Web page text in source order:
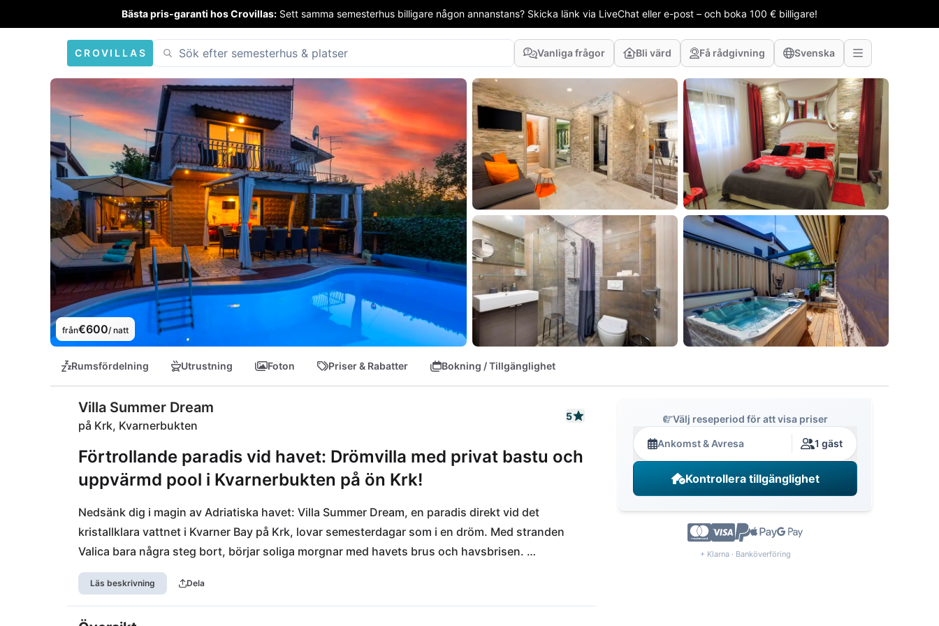
Bästa pris-garanti hos Crovillas: Sett samma semesterhus billigare någon annanstans? Skicka länk via LiveChat eller e-post – och boka 100 € billigare!
CROVILLAS Vanliga frågor Bli värd Få rådgivning Svenska
från€600/ natt
Rumsfördelning Utrustning Foton Priser & Rabatter Bokning / Tillgänglighet
Villa Summer Dream
på Krk, Kvarnerbukten
5
Förtrollande paradis vid havet: Drömvilla med privat bastu och
uppvärmd pool i Kvarnerbukten på ön Krk!
Nedsänk dig i magin av Adriatiska havet: Villa Summer Dream, en paradis direkt vid det
kristallklara vattnet i Kvarner Bay på Krk, lovar semesterdagar som i en dröm. Med stranden
Valica bara några steg bort, börjar soliga morgnar med havets brus och havsbrisen.
Avkoppling finns i det privata infraröda bastun eller under stjärnorna i den mysigt varma
utomhusjacuzzin. Den uppvärmda utomhuspoolen erbjuder uppfriskning året runt och bjuder
in till att stanna och njuta av utsikten över det azurblåa havet. Oavsett om du njuter av lokala
Läs beskrivning Dela
Välj reseperiod för att visa priser
Ankomst & Avresa 1 gäst
Kontrollera tillgänglighet
+ Klarna · Banköverföring